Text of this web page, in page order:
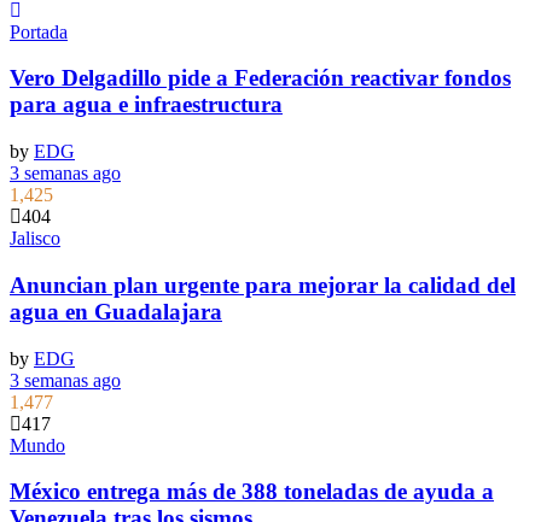
Portada
Vero Delgadillo pide a Federación reactivar fondos
para agua e infraestructura
by EDG
3 semanas ago
1,425
404
Jalisco
Anuncian plan urgente para mejorar la calidad del
agua en Guadalajara
by EDG
3 semanas ago
1,477
417
Mundo
México entrega más de 388 toneladas de ayuda a